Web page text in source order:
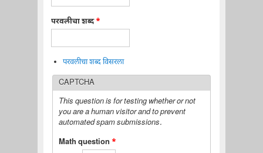
परवलीचा शब्द*
परवलीचा शब्द विसरला
CAPTCHA
This question is for testing whether or not
you are a human visitor and to prevent
automated spam submissions.
Math question *